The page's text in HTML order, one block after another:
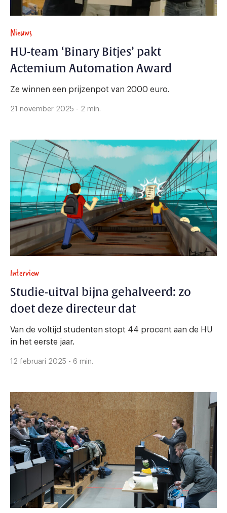
Nieuws
HU-team ‘Binary Bitjes’ pakt
Actemium Automation Award
Ze winnen een prijzenpot van 2000 euro.
21 november 2025 - 2 min.
Interview
Studie-uitval bijna gehalveerd: zo
doet deze directeur dat
Van de voltijd studenten stopt 44 procent aan de HU
in het eerste jaar.
12 februari 2025 - 6 min.